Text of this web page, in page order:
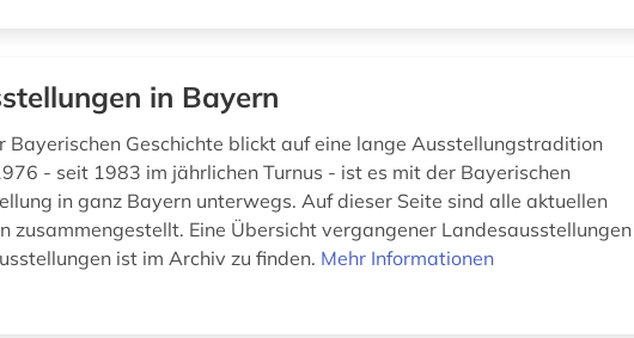
in Bayern
Bayerischen Geschichte blickt auf eine lange Ausstellungstradition
- seit 1983 im jährlichen Turnus - ist es mit der Bayerischen
in ganz Bayern unterwegs. Auf dieser Seite sind alle aktuellen
zusammengestellt. Eine Übersicht vergangener Landesausstellungen
ist im Archiv zu finden. Mehr Informationen